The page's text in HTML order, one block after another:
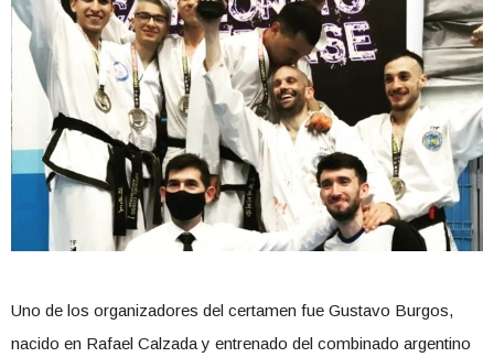
Uno de los organizadores del certamen fue Gustavo Burgos,
nacido en Rafael Calzada y entrenado del combinado argentino